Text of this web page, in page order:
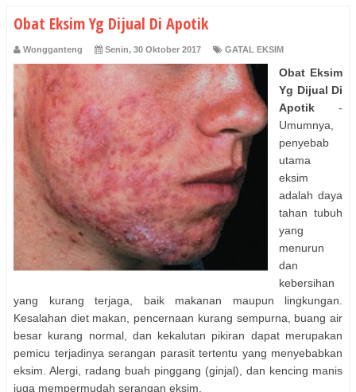
Obat Eksim Yg Dijual Di Apotik
Wongganteng Senin, 30 Oktober 2017 GATAL EKSIM
Obat Eksim
Yg Dijual Di
Apotik -
Umumnya,
penyebab
utama
eksim
adalah daya
tahan tubuh
yang
menurun
dan
kebersihan
yang kurang terjaga, baik makanan maupun lingkungan.
Kesalahan diet makan, pencernaan kurang sempurna, buang air
besar kurang normal, dan kekalutan pikiran dapat merupakan
pemicu terjadinya serangan parasit tertentu yang menyebabkan
eksim. Alergi, radang buah pinggang (ginjal), dan kencing manis
juga mempermudah serangan eksim.